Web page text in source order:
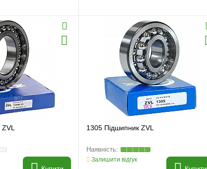
1305 Підшипник ZVL
Залишити відгук